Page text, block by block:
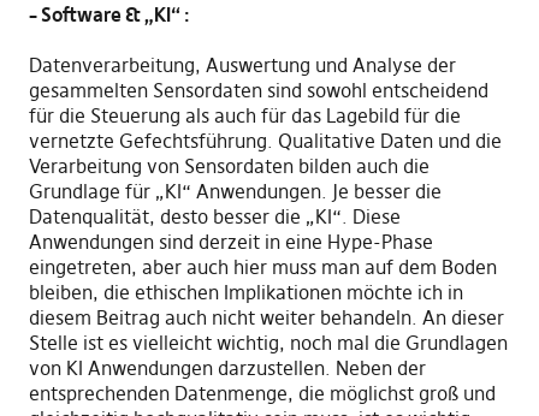
– Software & „KI“ :
Datenverarbeitung, Auswertung und Analyse der
gesammelten Sensordatensind sowohl entscheidend
fürdie Steuerung als auch für das Lagebild für die
vernetzte Gefechtsführung. Qualitative Daten und die
Verarbeitung von Sensordaten bilden auch die
Grundlage für „KI“ Anwendungen. Je besser die
Datenqualität, desto besser die „KI“. Diese
Anwendungen sind derzeit in eine Hype-Phase
eingetreten, aber auch hier muss man auf dem Boden
bleiben, die ethischen Implikationen möchte ich in
diesem Beitrag auch nicht weiter behandeln. An dieser
Stelle ist es vielleicht wichtig, noch mal die Grundlagen
von KI Anwendungen darzustellen. Neben der
entsprechenden Datenmenge, die möglichst groß und